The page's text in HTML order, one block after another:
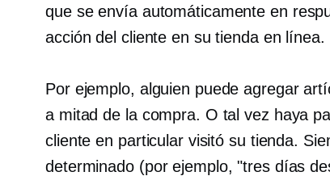
que se envía automáticamente en
acción del cliente en su tienda en línea.
Por ejemplo, alguien puede agregar
a mitad de la compra. O tal vez haya
cliente en particular visitó su tienda.
determinado (por ejemplo, "tres días